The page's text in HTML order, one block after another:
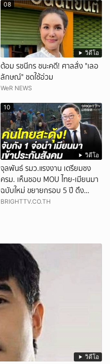
วิดีโอ
08
ต้อม รชนีกร ชนะคดี! ศาลสั่ง "เลอ
ลักษณ์" ชดใช้อ่วม
WeR NEWS
วิดีโอ
10
จุลพันธ์ รมว.แรงงาน เตรียมชง
ครม. เห็นชอบ MOU ไทย-เมียนมา
ฉบับใหม่ ขยายกรอบ 5 ปี ดึง
แรงงานเข้าระบบ
BRIGHTTV.CO.TH
วิดีโอ